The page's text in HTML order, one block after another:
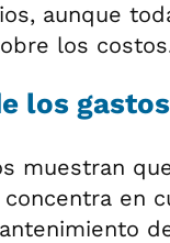
aunque
los
los
muestran
en